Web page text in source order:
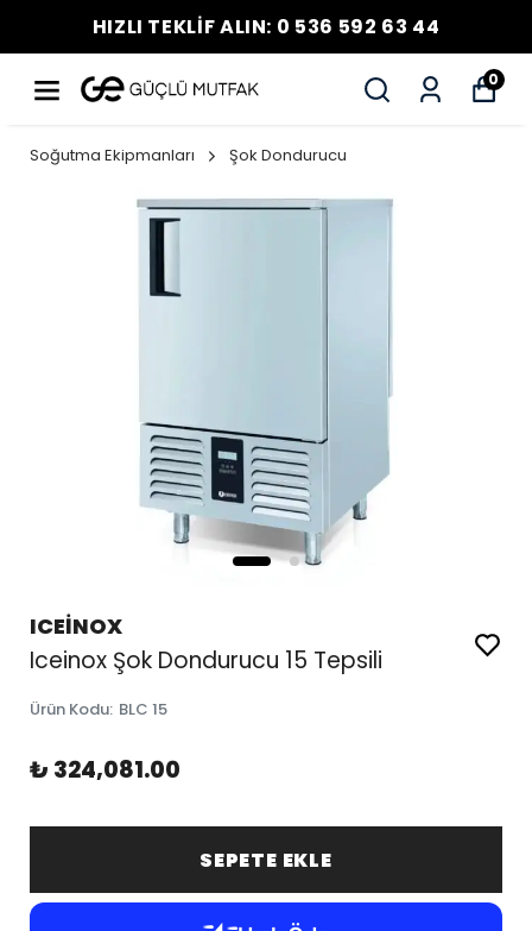
HIZLI TEKLİF ALIN: 0 536 592 63 44
0
Soğutma Ekipmanları Şok Dondurucu
ICEİNOX
Iceinox Şok Dondurucu 15 Tepsili
Ürün Kodu: BLC 15
₺ 324,081.00
SEPETE EKLE